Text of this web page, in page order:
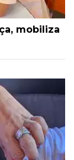
mobiliza